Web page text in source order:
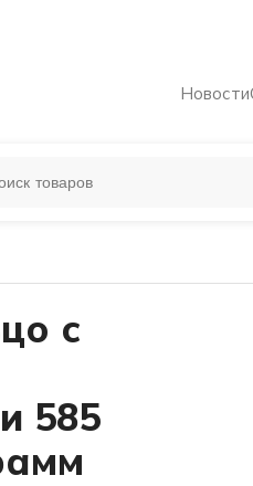
Новости
ОБРУЧАЛЬНЫЕ
с
585